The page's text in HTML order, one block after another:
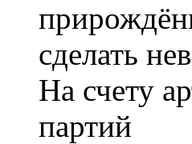
сделать
На счету
партий